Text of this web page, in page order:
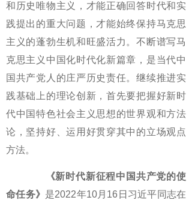
和历史唯物主义，才能正确回答时代和实
践提出的重大问题，才能始终保持马克思
主义的蓬勃生机和旺盛活力。不断谱写马
克思主义中国化时代化新篇章，是当代中
国共产党人的庄严历史责任。继续推进实
践基础上的理论创新，首先要把握好新时
代中国特色社会主义思想的世界观和方法
论，坚持好、运用好贯穿其中的立场观点
方法。
《新时代新征程中国共产党的使
命任务》 是2022年10月16日习近平同志在